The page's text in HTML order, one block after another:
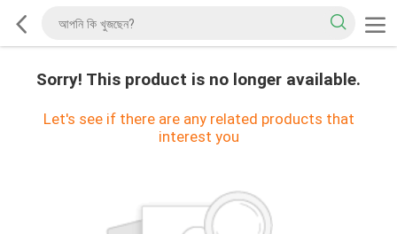
Sorry! This product is no longer available.
Let's see if there are any related products that
interest you